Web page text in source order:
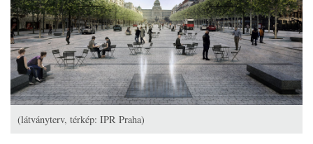
(látványterv, térkép: IPR Praha)